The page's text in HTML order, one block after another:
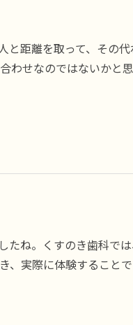
距離を取って、その
せなのではないかと
たね。くすのき歯科で
、実際に体験すること